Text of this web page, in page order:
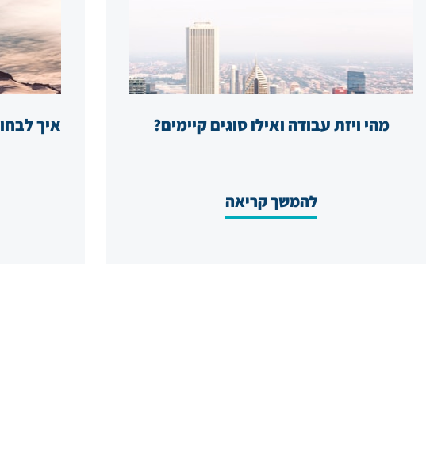
מהי ויזת עבודה ואילו סוגים קיימים?
להמשך קריאה
איך